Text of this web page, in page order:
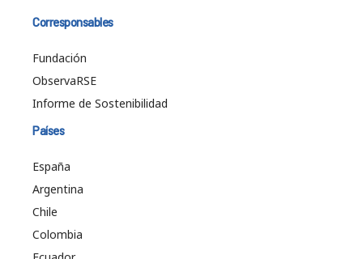
Corresponsables
Fundación
ObservaRSE
Informe de Sostenibilidad
Países
España
Argentina
Chile
Colombia